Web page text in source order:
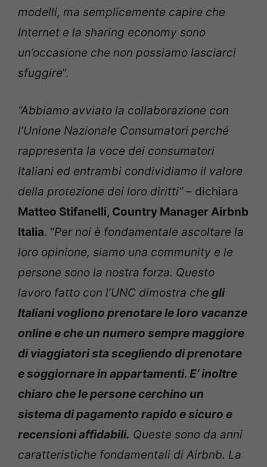
modelli, ma semplicemente capire che
Internet e la sharing economy sono
un’occasione che non possiamo lasciarci
sfuggire”.
“Abbiamo avviato la collaborazione con
l’Unione Nazionale Consumatori perché
rappresenta la voce dei consumatori
Italiani ed entrambi condividiamo il valore
della protezione dei loro diritti”– dichiara
Matteo Stifanelli, Country Manager Airbnb
Italia. “Per noi è fondamentale ascoltare la
loro opinione, siamo una community e le
persone sono la nostra forza. Questo
lavoro fatto con l’UNC dimostra che gli
Italiani vogliono prenotare le loro vacanze
online e che un numero sempre maggiore
di viaggiatori sta scegliendo di prenotare
e soggiornare in appartamenti. E’ inoltre
chiaro che le persone cerchino un
sistema di pagamento rapido e sicuro e
recensioni affidabili. Queste sono da anni
caratteristiche fondamentali di Airbnb. La